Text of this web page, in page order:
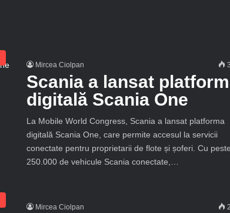
Mircea Ciolpan
Scania a lansat
digitală Scania One
La Mobile World Congress, Scania a lansat platforma
digitală Scania One, care permite accesul la servicii
conectate pentru proprietarii de flote și șoferi. Cu
250.000 de vehicule Scania conectate,…
Mircea Ciolpan